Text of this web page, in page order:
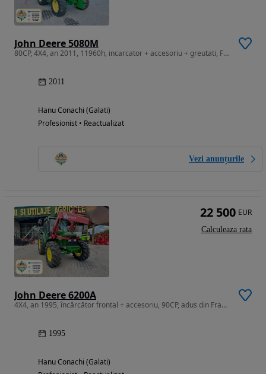
John Deere 5080M
80CP, 4X4, an 2011, 11960h, incarcator + accesoriu + greutati, Franta
2011
Hanu Conachi (Galati)
Profesionist • Reactualizat
Vezi anunțurile
John Deere 6200A
4X4, an 1995, încărcător frontal + accesoriu, 90CP, adus din Franta
1995
Hanu Conachi (Galati)
22 500 EUR
Calculeaza rata